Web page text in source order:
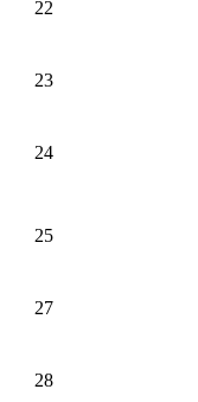
22
23
24
25
27
28